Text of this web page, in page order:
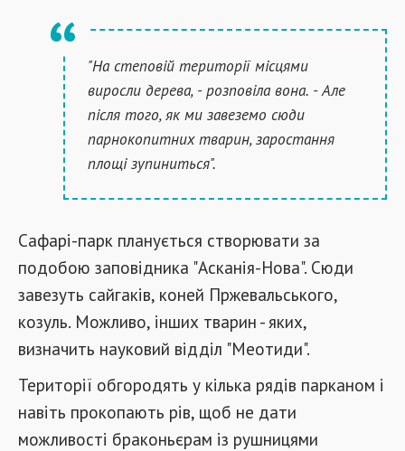
"На степовій території місцями
виросли дерева, - розповіла вона. - Але
після того, як ми завеземо сюди
парнокопитних тварин, заростання
площі зупиниться".
Сафарі-парк планується створювати за
подобою заповідника "Асканія-Нова". Сюди
завезуть сайгаків, коней Пржевальського,
козуль. Можливо, інших тварин - яких,
визначить науковий відділ "Меотиди".
Території обгородять у кілька рядів парканом і
навіть прокопають рів, щоб не дати
можливості браконьєрам із рушницями